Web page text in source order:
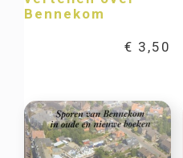
Bennekom
€ 3,50